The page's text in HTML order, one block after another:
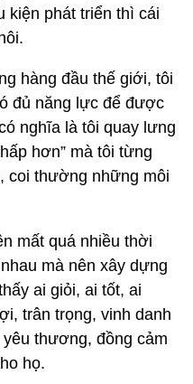
kiện phát triển thì cái
hàng đầu thế giới, tôi
đủ năng lực để được
nghĩa là tôi quay lưng
hơn” mà tôi từng
coi thường những môi
mất quá nhiều thời
mà nên xây dựng
ai giỏi, ai tốt, ai
trân trọng, vinh danh
thương, đồng cảm
họ.